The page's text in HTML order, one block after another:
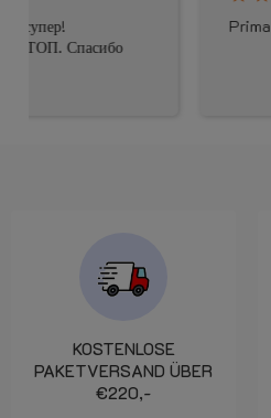
KOSTENLOSE
PAKETVERSAND ÜBER
€220,-